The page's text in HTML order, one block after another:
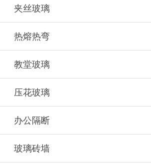
夹丝玻璃
热熔热弯
教堂玻璃
压花玻璃
办公隔断
玻璃砖墙